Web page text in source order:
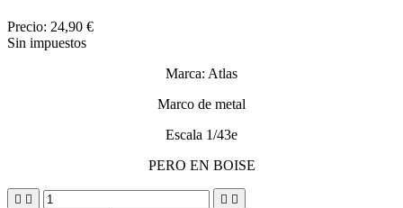
Precio: 24,90 €
Sin impuestos
Marca: Atlas
Marco de metal
Escala 1/43e
PERO EN BOISE
   